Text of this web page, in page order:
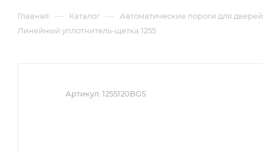
Главная — Каталог — Автоматические пороги для дверей
Линейный уплотнитель-щетка 1255
Артикул: 1255120BGS